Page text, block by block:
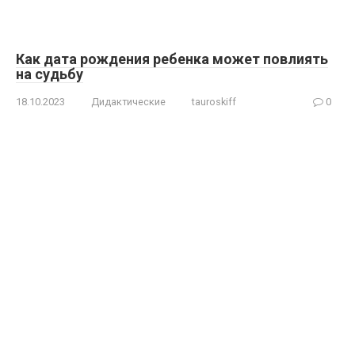
Как дата рождения ребенка может повлиять
на судьбу
18.10.2023 Дидактические tauroskiff 0